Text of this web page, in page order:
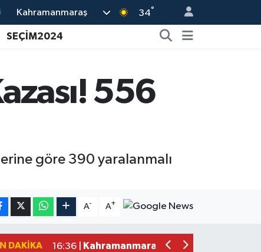
Kahramanmaraş 34°
SEÇİM2024
556
göre 390 yaralanmalı
A- A+
DAKIKA
22:09 |
Kahramanmaraş'ın Tarihi Mirası
21:56 |
Kahramanmaraş'ta Gazneliler
16:36 |
Kahramanmaraş'ta İş Kazası Can